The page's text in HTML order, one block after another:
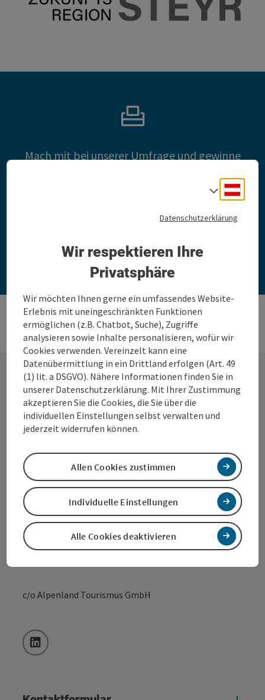
Mach mit bei unserer Umfrage und gewinne
Teilnehmen und gewinnen!
Jetzt mitmachen
Kontakt
Stadtplatz 27
4400 Steyr
+43 7252 53229-0
service@business-steyr.at
c/o Alpenland Tourismus GmbH
LinkedIn
Datenschutzerklärung
Wir respektieren Ihre
Privatsphäre
Wir möchten Ihnen gerne ein umfassendes Website-
Erlebnis mit uneingeschränkten Funktionen
ermöglichen (z.B. Chatbot, Suche), Zugriffe
analysieren sowie Inhalte personalisieren, wofür wir
Cookies verwenden. Vereinzelt kann eine
Datenübermittlung in ein Drittland erfolgen (Art. 49
(1) lit. a DSGVO). Nähere Informationen finden Sie in
unserer Datenschutzerklärung. Mit Ihrer Zustimmung
akzeptieren Sie die Cookies, die Sie über die
individuellen Einstellungen selbst verwalten und
jederzeit widerrufen können.
Alle Cookies deaktivieren
Individuelle Einstellungen
Allen Cookies zustimmen